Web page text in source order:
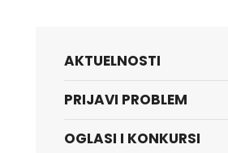
AKTUELNOSTI
PRIJAVI PROBLEM
OGLASI I KONKURSI